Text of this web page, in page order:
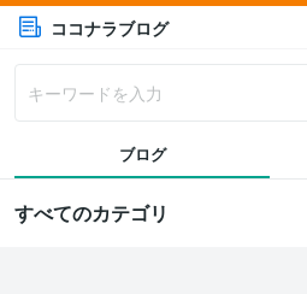
ココナラブログ
ブログ
すべてのカテゴリ